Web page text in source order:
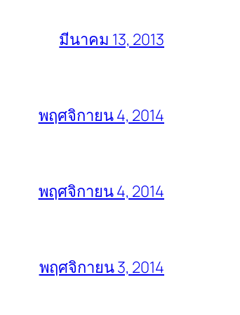
มีนาคม 13, 2013
พฤศจิกายน 4, 2014
พฤศจิกายน 4, 2014
พฤศจิกายน 3, 2014